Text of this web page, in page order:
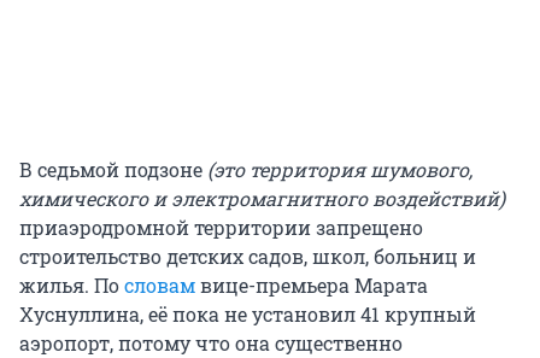
В седьмой подзоне (это территория шумового,
химического и электромагнитного воздействий)
приаэродромной территории запрещено
строительство детских садов, школ, больниц и
жилья. Пословамвице-премьера Марата
Хуснуллина, её пока не установил 41 крупный
аэропорт, потому что она существенно